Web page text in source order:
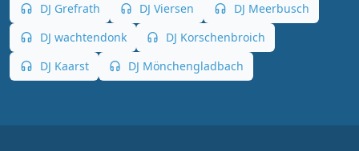
DJ Grefrath
DJ Viersen
DJ Meerbusch
DJ wachtendonk
DJ Korschenbroich
DJ Kaarst
DJ Mönchengladbach